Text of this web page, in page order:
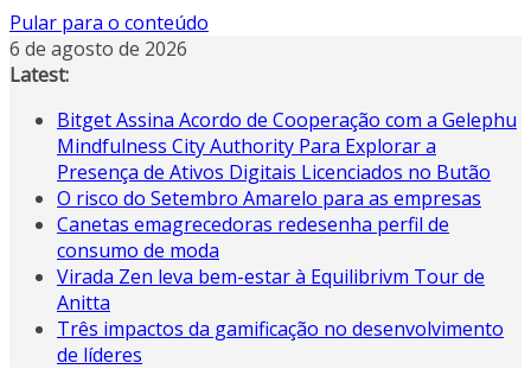
Pular para o conteúdo
6 de agosto de 2026
Latest:
Bitget Assina Acordo de Cooperação com a Gelephu
Mindfulness City Authority Para Explorar a
Presença de Ativos Digitais Licenciados no Butão
O risco do Setembro Amarelo para as empresas
Canetas emagrecedoras redesenha perfil de
consumo de moda
Virada Zen leva bem-estar à Equilibrivm Tour de
Anitta
Três impactos da gamificação no desenvolvimento
de líderes